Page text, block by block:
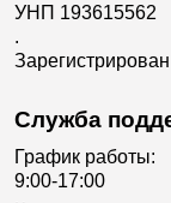
УНП 193615562
.
Служба
График работы:
9:00-17:00